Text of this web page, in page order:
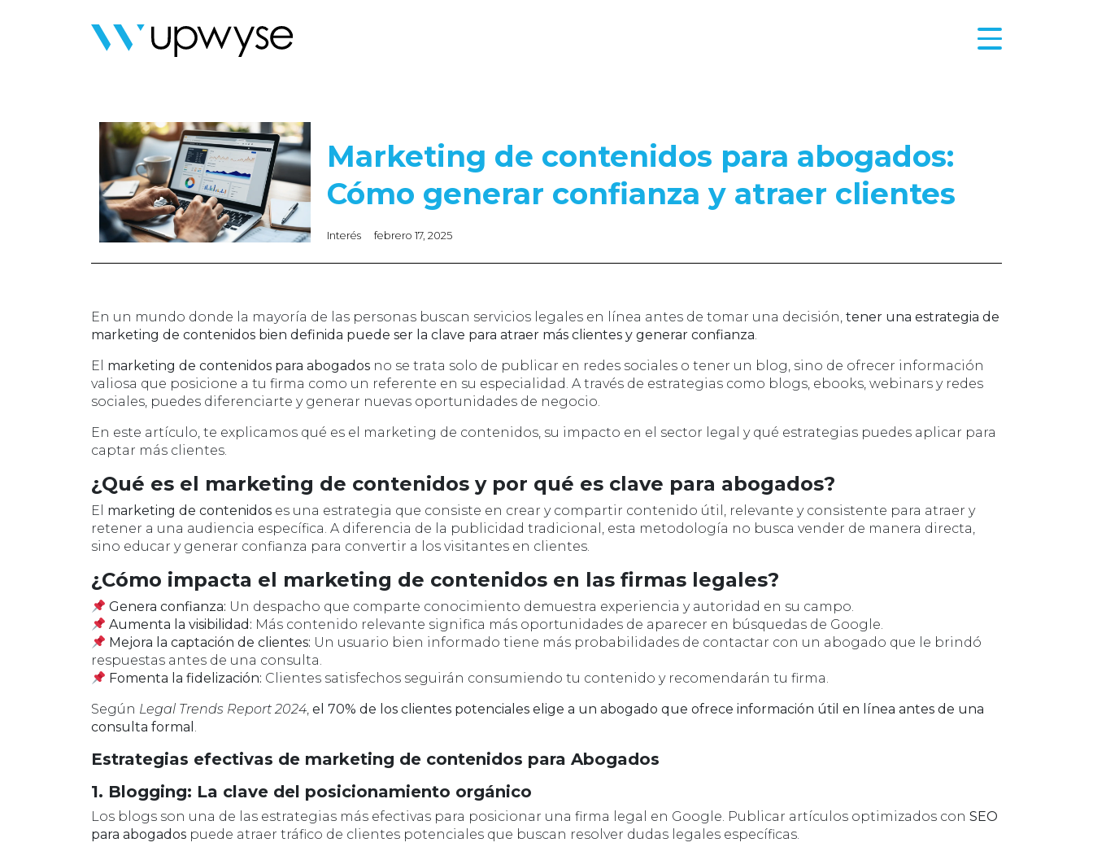
Marketing de contenidos para abogados:
Cómo generar confianza y atraer clientes
Interés febrero 17, 2025
En un mundo donde la mayoría de las personas buscan servicios legales en línea antes de tomar una decisión, tener una estrategia de
marketing de contenidos bien definida puede ser la clave para atraer más clientes y generar confianza.
El marketing de contenidos para abogados no se trata solo de publicar en redes sociales o tener un blog, sino de ofrecer información
valiosa que posicione a tu firma como un referente en su especialidad. A través de estrategias como blogs, ebooks, webinars y redes
sociales, puedes diferenciarte y generar nuevas oportunidades de negocio.
En este artículo, te explicamos qué es el marketing de contenidos, su impacto en el sector legal y qué estrategias puedes aplicar para
captar más clientes.
¿Qué es el marketing de contenidos y por qué es clave para abogados?
El marketing de contenidos es una estrategia que consiste en crear y compartir contenido útil, relevante y consistente para atraer y
retener a una audiencia específica. A diferencia de la publicidad tradicional, esta metodología no busca vender de manera directa,
sino educar y generar confianza para convertir a los visitantes en clientes.
¿Cómo impacta el marketing de contenidos en las firmas legales?
Genera confianza: Un despacho que comparte conocimiento demuestra experiencia y autoridad en su campo.
Aumenta la visibilidad: Más contenido relevante significa más oportunidades de aparecer en búsquedas de Google.
Mejora la captación de clientes: Un usuario bien informado tiene más probabilidades de contactar con un abogado que le brindó
respuestas antes de una consulta.
Fomenta la fidelización: Clientes satisfechos seguirán consumiendo tu contenido y recomendarán tu firma.
Según Legal Trends Report 2024, el 70% de los clientes potenciales elige a un abogado que ofrece información útil en línea antes de una
consulta formal .
Estrategias efectivas de marketing de contenidos para Abogados
1. Blogging: La clave del posicionamiento orgánico
Los blogs son una de las estrategias más efectivas para posicionar una firma legal en Google. Publicar artículos optimizados con SEO
para abogados puede atraer tráfico de clientes potenciales que buscan resolver dudas legales específicas.